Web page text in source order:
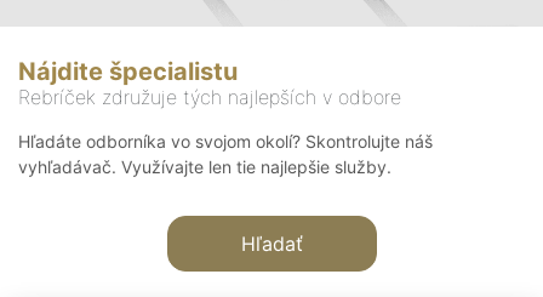
Nájdite špecialistu
Rebríček združuje tých najlepších v odbore
Hľadáte odborníka vo svojom okolí? Skontrolujte náš
vyhľadávač. Využívajte len tie najlepšie služby.
Hľadať